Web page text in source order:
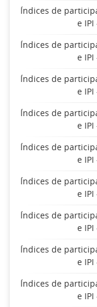
Índices de
e
Índices de
e
Índices de
e
Índices de
e
Índices de
e
Índices de
e
Índices de
e
Índices de
e
Índices de
e